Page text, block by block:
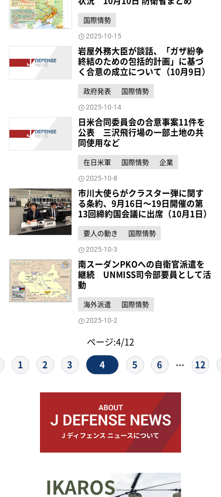
国際情勢
2025-10-15
岩屋外務大臣が談話、「ガザ紛争
終結のための包括的計画」に基づ
く合意の成立について（10月9日）
政府発表 国際情勢
2025-10-14
日米合同委員会の合意事案11件を
公表 三沢飛行場の一部土地の共
同使用など
在日米軍 国際情勢 企業
2025-10-8
市川大使らがクラスター弾に関す
る条約、9月16日～19日開催の第
13回締約国会議に出席（10月1日）
要人の動き 国際情勢
2025-10-3
南スーダンPKOへの自衛官派遣を
継続 UNMISS司令部要員として活
動
海外派遣 国際情勢
2025-10-2
ページ:4/12
1
2 3 4 5 6 … 12